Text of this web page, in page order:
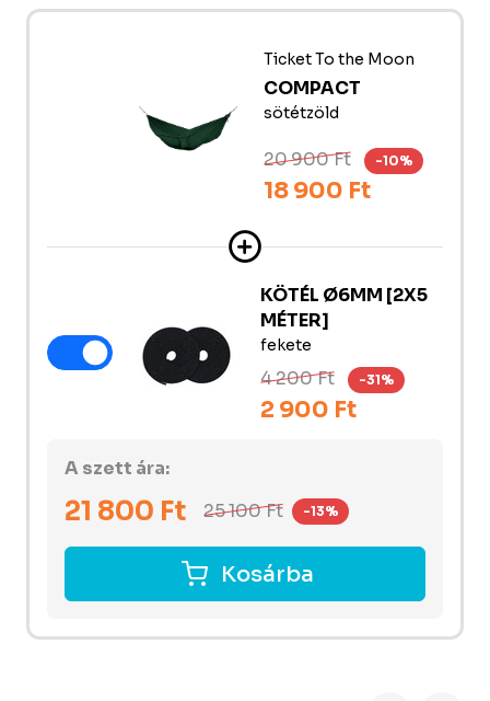
Ticket To the Moon
COMPACT
sötétzöld
20 900 Ft -10%
18 900 Ft
KÖTÉL Ø6MM [2X5
MÉTER]
fekete
4 200 Ft -31%
2 900 Ft
A szett ára:
21 800 Ft 25 100Ft -13%
Kosárba